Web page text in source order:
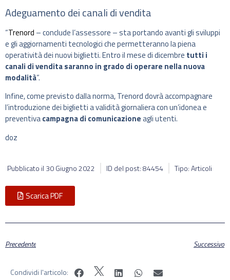
Adeguamento dei canali di vendita
“Trenord – conclude l’assessore – sta portando avanti gli sviluppi
e gli aggiornamenti tecnologici che permetteranno la piena
operatività dei nuovi biglietti. Entro il mese di dicembre tutti i
canali di vendita saranno in grado di operare nella nuova
modalità”.
Infine, come previsto dalla norma, Trenord dovrà accompagnare
l’introduzione dei biglietti a validità giornaliera con un’idonea e
preventivacampagna di comunicazioneagli utenti.
doz
Pubblicato il 30 Giugno 2022 ID del post: 84454 Tipo: Articoli
Scarica PDF
Precedente Successivo
Condividi l'articolo: